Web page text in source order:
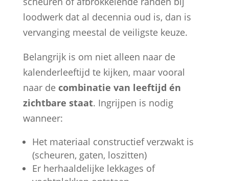
loodwerk dat al decennia oud is, dan is
vervanging meestal de veiligste keuze.
Belangrijk is om niet alleen naar de
kalenderleeftijd te kijken, maar vooral
naar de combinatie van leeftijd én
zichtbare staat. Ingrijpen is nodig
wanneer:
Het materiaal constructief verzwakt is
(scheuren, gaten, loszitten)
Er herhaaldelijke lekkages of